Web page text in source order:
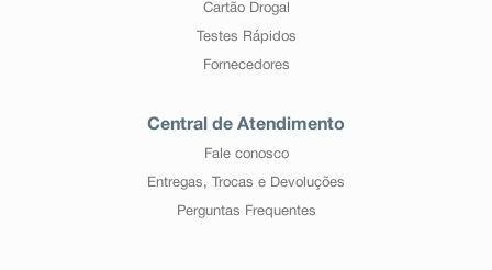
Cartão Drogal
Testes Rápidos
Fornecedores
Central de Atendimento
Fale conosco
Entregas, Trocas e Devoluções
Perguntas Frequentes